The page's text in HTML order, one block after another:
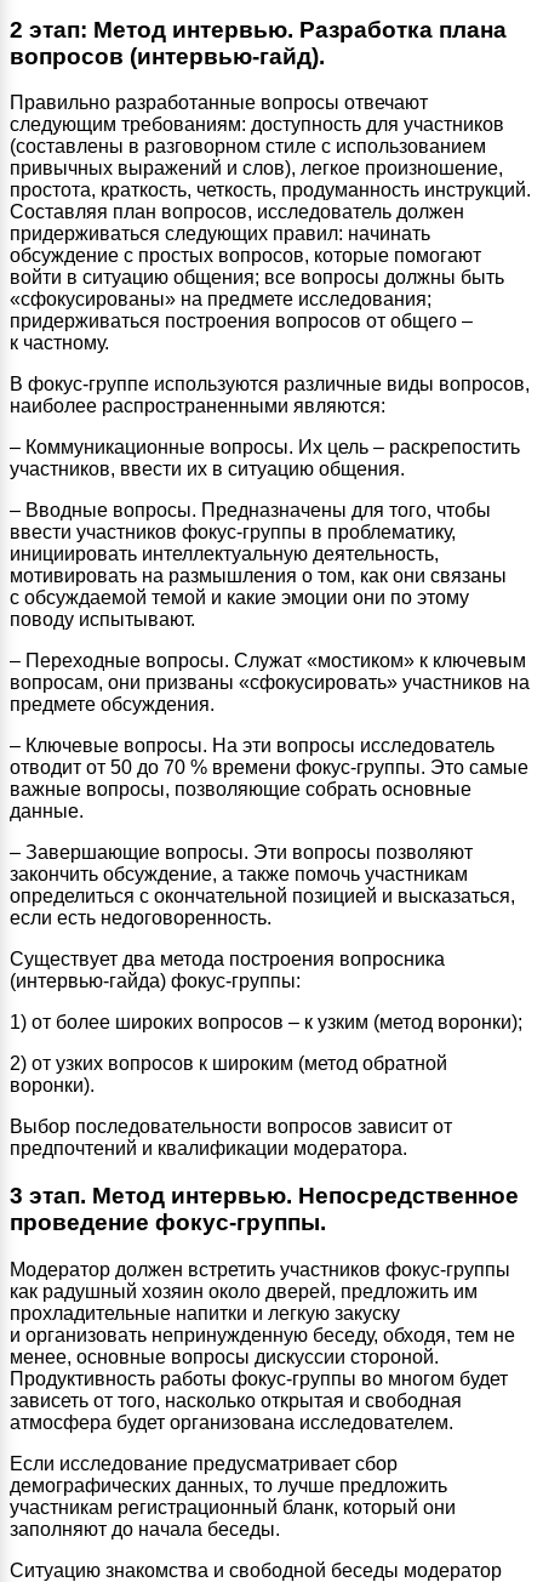
2 этап: Метод интервью. Разработка плана
вопросов (интервью-гайд).
Правильно разработанные вопросы отвечают
следующим требованиям: доступность для участников
(составлены в разговорном стиле с использованием
привычных выражений и слов), легкое произношение,
простота, краткость, четкость, продуманность инструкций.
Составляя план вопросов, исследователь должен
придерживаться следующих правил: начинать
обсуждение с простых вопросов, которые помогают
войти в ситуацию общения; все вопросы должны быть
«сфокусированы» на предмете исследования;
придерживаться построения вопросов от общего –
к частному.
В фокус-группе используются различные виды вопросов,
наиболее распространенными являются:
– Коммуникационные вопросы. Их цель – раскрепостить
участников, ввести их в ситуацию общения.
– Вводные вопросы. Предназначены для того, чтобы
ввести участников фокус-группы в проблематику,
инициировать интеллектуальную деятельность,
мотивировать на размышления о том, как они связаны
с обсуждаемой темой и какие эмоции они по этому
поводу испытывают.
– Переходные вопросы. Служат «мостиком» к ключевым
вопросам, они призваны «сфокусировать» участников на
предмете обсуждения.
– Ключевые вопросы. На эти вопросы исследователь
отводит от 50 до 70 % времени фокус-группы. Это самые
важные вопросы, позволяющие собрать основные
данные.
– Завершающие вопросы. Эти вопросы позволяют
закончить обсуждение, а также помочь участникам
определиться с окончательной позицией и высказаться,
если есть недоговоренность.
Существует два метода построения вопросника
(интервью-гайда) фокус-группы:
1) от более широких вопросов – к узким (метод воронки);
2) от узких вопросов к широким (метод обратной
воронки).
Выбор последовательности вопросов зависит от
предпочтений и квалификации модератора.
3 этап. Метод интервью. Непосредственное
проведение фокус-группы.
Модератор должен встретить участников фокус-группы
как радушный хозяин около дверей, предложить им
прохладительные напитки и легкую закуску
и организовать непринужденную беседу, обходя, тем не
менее, основные вопросы дискуссии стороной.
Продуктивность работы фокус-группы во многом будет
зависеть от того, насколько открытая и свободная
атмосфера будет организована исследователем.
Если исследование предусматривает сбор
демографических данных, то лучше предложить
участникам регистрационный бланк, который они
заполняют до начала беседы.
Ситуацию знакомства и свободной беседы модератор